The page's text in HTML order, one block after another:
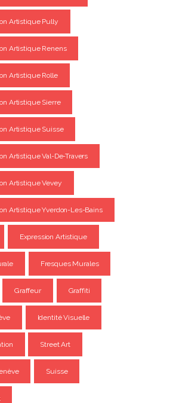
Artistique Pully
Artistique Renens
Artistique Rolle
Artistique Sierre
Artistique Suisse
Artistique Val-De-Travers
Artistique Vevey
Artistique Yverdon-Les-Bains
Expression Artistique
Fresques Murales
Graffeur Graffiti
Identité Visuelle
Street Art
Suisse